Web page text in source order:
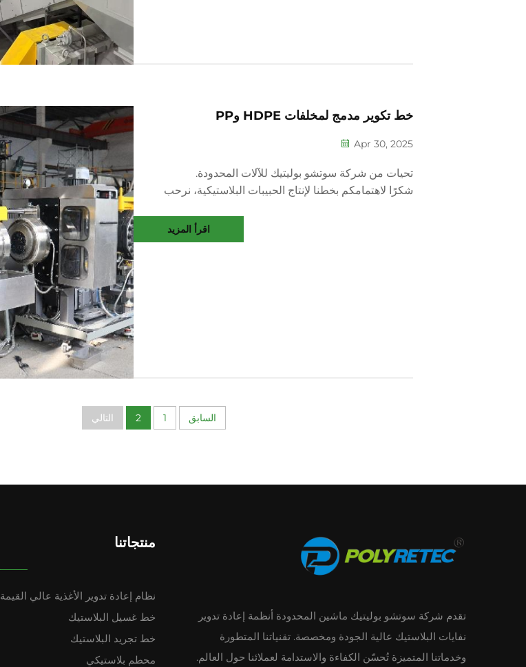
خط تكوير مدمج لمخلفات HDPE وPP
Apr 30, 2025
تحيات من شركة سوتشو بوليتيك للآلات المحدودة.
شكرًا لاهتمامكم بخطنا لإنتاج الحبيبات البلاستيكية، نرحب
فيما يلي صورة لخط التحبيب الخاص بنا، والمزايا: 1.هوية...اقرأ المزيد
السابق 1
2 التالي
تقدم شركة سوتشو بوليتيك ماشين المحدودة أنظمة إعادة تدوير
نفايات البلاستيك عالية الجودة ومخصصة. تقنياتنا المتطورة
وخدماتنا المتميزة تُحسّن الكفاءة والاستدامة لعملائنا حول العالم.
منتجاتنا
نظام إعادة تدوير الأغذية عالي القيمة
خط غسيل البلاستيك
خط تجريد البلاستيك
محطم بلاستيكي